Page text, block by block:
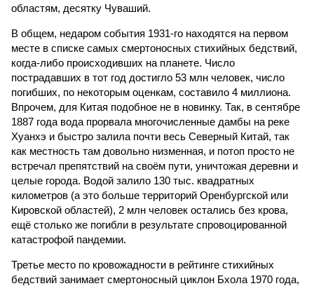
областям, десятку Чуваший.
В общем, недаром события 1931-го находятся на первом
месте в списке самых смертоносных стихийных бедствий,
когда-либо происходивших на планете. Число
пострадавших в тот год достигло 53 млн человек, число
погибших, по некоторым оценкам, составило 4 миллиона.
Впрочем, для Китая подобное не в новинку. Так, в сентябре
1887 года вода прорвала многочисленные дамбы на реке
Хуанхэ и быстро залила почти весь Северный Китай, так
как местность там довольно низменная, и потоп просто не
встречал препятствий на своём пути, уничтожая деревни и
целые города. Водой залило 130 тыс. квадратных
километров (а это больше территорий Оренбургской или
Кировской областей), 2 млн человек остались без крова,
ещё столько же погибли в результате спровоцированной
катастрофой пандемии.
Третье место по кровожадности в рейтинге стихийных
бедствий занимает смертоносный циклон Бхола 1970 года,